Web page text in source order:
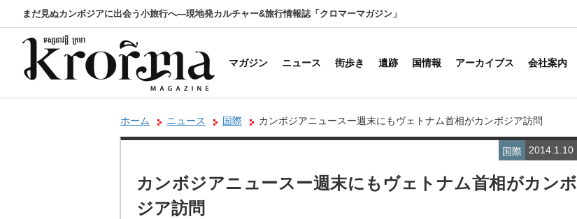
まだ見ぬカンボジアに出会う小旅行へ―現地発カルチャー&旅行情報誌「クロマーマガジン」
マガジン ニュース 街歩き 遺跡 国情報 アーカイブス 会社案内
ホーム ニュース 国際 カンボジアニュースー週末にもヴェトナム首相がカンボジア訪問
2014.1.10
国際
カンボジアニュースー週末にもヴェトナム首相がカンボ
ジア訪問